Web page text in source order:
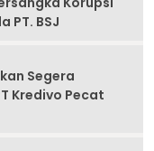
PT. BSJ
Segera
Kredivo Pecat